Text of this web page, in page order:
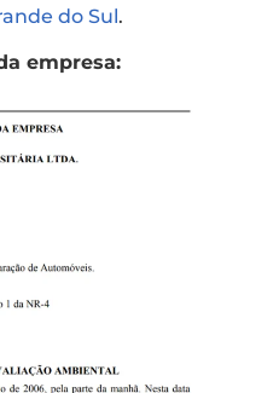
do Sul.
empresa: